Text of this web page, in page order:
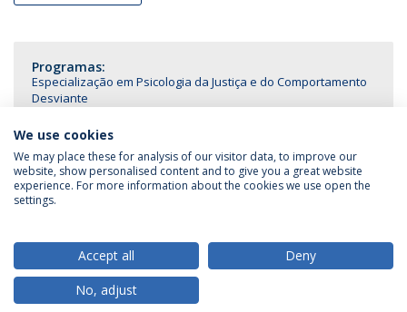
Programas:
Especialização em Psicologia da Justiça e do Comportamento
Desviante
Política de Privacidade
Termos & Condições
© 2026 Universidade Católica Portuguesa
We use cookies
We may place these for analysis of our visitor data, to improve our
website, show personalised content and to give you a great website
experience. For more information about the cookies we use open the
settings.
Accept all
Deny
No, adjust